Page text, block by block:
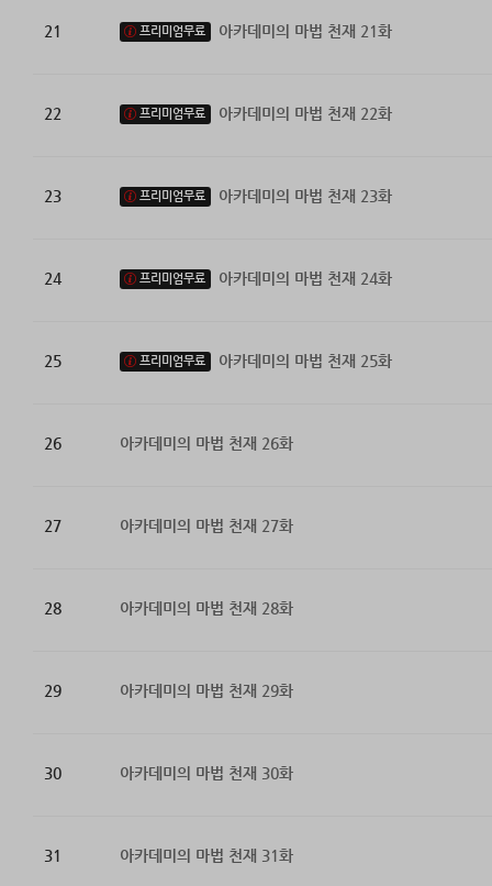
21 프리미엄무료 아카데미의 마법 천재 21화
22 프리미엄무료 아카데미의 마법 천재 22화
23 프리미엄무료 아카데미의 마법 천재 23화
24 프리미엄무료 아카데미의 마법 천재 24화
25 프리미엄무료 아카데미의 마법 천재 25화
26 아카데미의 마법 천재 26화
27 아카데미의 마법 천재 27화
28 아카데미의 마법 천재 28화
29 아카데미의 마법 천재 29화
30 아카데미의 마법 천재 30화
31 아카데미의 마법 천재 31화